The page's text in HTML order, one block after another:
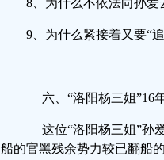
8、为什么不依法向孙
9、为什么紧接着又要
六、“洛阳杨三姐
这位“洛阳杨三姐”孙
船的官黑残余势力较已翻船